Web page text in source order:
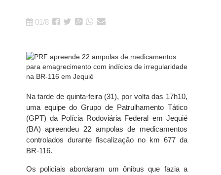
01/8
Na tarde de quinta-feira (31), por volta das 17h10,
uma equipe do Grupo de Patrulhamento Tático
(GPT) da Polícia Rodoviária Federal em Jequié
(BA) apreendeu 22 ampolas de medicamentos
controlados durante fiscalização no km 677 da
BR-116.
Os policiais abordaram um ônibus que fazia a